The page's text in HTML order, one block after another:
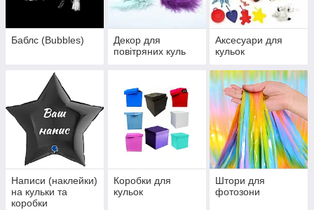
Баблс (Bubbles)
Декор для
повітряних куль
Аксесуари для
кульок
Написи (наклейки)
на кульки та
коробки
Коробки для
кульок
Штори для
фотозони